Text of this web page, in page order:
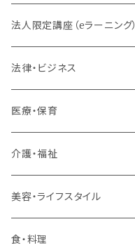
法人限定講座（eラーニング）
内定者・新入社員
若手社員・中堅社員
リーダー（主任・係長）
管理職
階層共通
法律・ビジネス
医療・保育
介護・福祉
美容・ライフスタイル
食・料理